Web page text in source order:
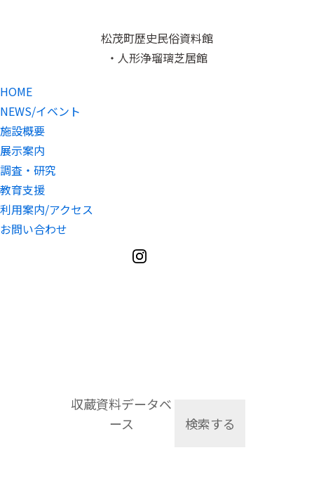
松茂町歴史民俗資料館
・人形浄瑠璃芝居館
HOME
NEWS/イベント
施設概要
展示案内
調査・研究
教育支援
利用案内/アクセス
お問い合わせ
収蔵資料データベ
ース
検索する